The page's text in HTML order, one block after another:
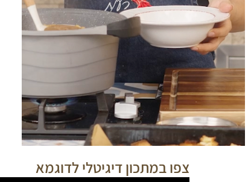
צפו במתכון דיגיטלי לדוגמא